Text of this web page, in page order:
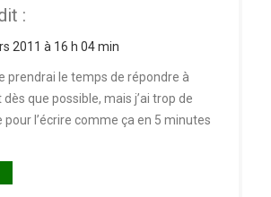
:
2011 à 16 h 04 min
prendrai le temps de répondre à
que possible, mais j’ai trop de
pour l’écrire comme ça en 5 minutes